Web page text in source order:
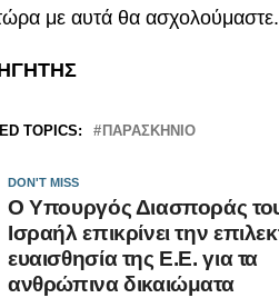
με αυτά θα
TOPICS: ΠΑΡΑΣΚΗΝΙΟ
DON'T MISS
Ο Υπουργός Διασποράς
Ισραήλ επικρίνει την
ευαισθησία της Ε.Ε. για τα
ανθρώπινα δικαιώματα